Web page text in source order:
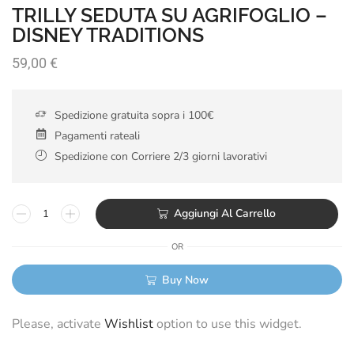
TRILLY SEDUTA SU AGRIFOGLIO –
DISNEY TRADITIONS
59,00 €
Spedizione gratuita sopra i 100€
Pagamenti rateali
Spedizione con Corriere 2/3 giorni lavorativi
Aggiungi Al Carrello
OR
Buy Now
Please, activate Wishlistoption to use this widget.